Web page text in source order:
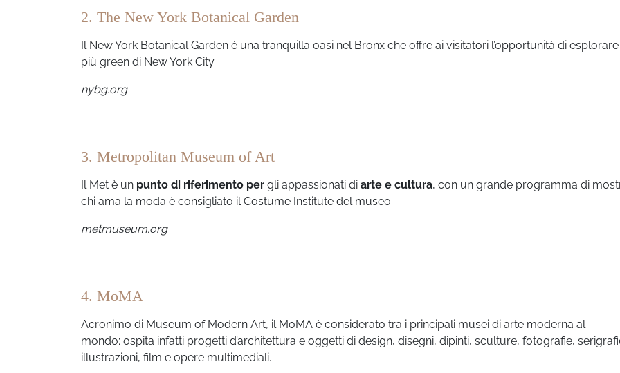
2. The New York Botanical Garden
Il New York Botanical Garden è una tranquilla oasi nel Bronx che offre ai visitatori l’opportunità di
più green di New York City.
nybg.org
3. Metropolitan Museum of Art
Il Met è un punto di riferimento per gli appassionati di arte e cultura, con un grande programma di
chi ama la moda è consigliato il Costume Institute del museo.
metmuseum.org
4. MoMA
Acronimo di Museum of Modern Art, il MoMA è considerato tra i principali musei di arte moderna al
mondo: ospita infatti progetti d’architettura e oggetti di design, disegni, dipinti, sculture, fotografie,
illustrazioni, film e opere multimediali.